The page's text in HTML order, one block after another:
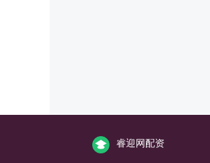
睿迎网配资